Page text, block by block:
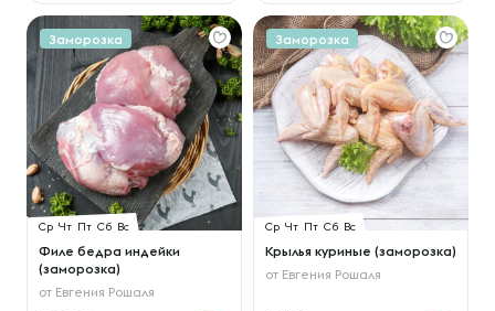
Заморозка
Ср Чт Пт Сб Вс
Филе бедра индейки
(заморозка)
от Евгения Рошаля
Заморозка
Ср Чт Пт Сб Вс
Крылья куриные (заморозка)
от Евгения Рошаля